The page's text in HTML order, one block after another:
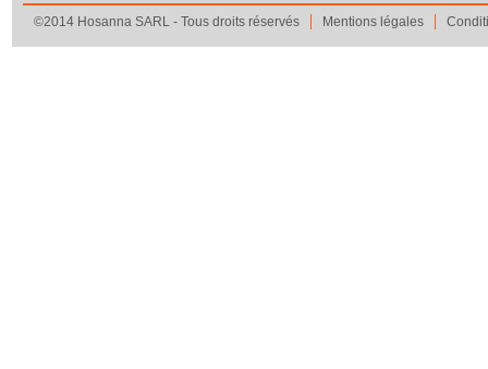
©2014 Hosanna SARL - Tous droits réservés Mentions légales